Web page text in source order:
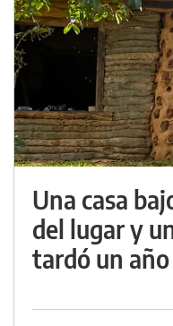
Una casa
del lugar y
tardó un